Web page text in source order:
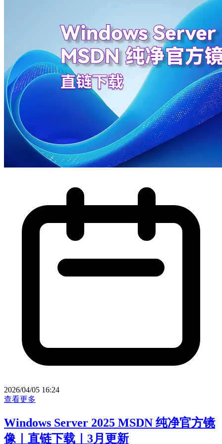
2026/04/05 16:24
查看更多
Windows Server 2025 MSDN 纯净官方镜
像｜直链下载｜3月更新